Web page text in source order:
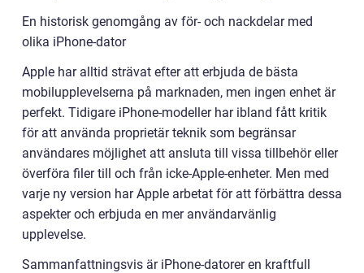
En historisk genomgång av för- och nackdelar med
olika iPhone-dator
Apple har alltid strävat efter att erbjuda de bästa
mobilupplevelserna på marknaden, men ingen enhet är
perfekt. Tidigare iPhone-modeller har ibland fått kritik
för att använda proprietär teknik som begränsar
användares möjlighet att ansluta till vissa tillbehör eller
överföra filer till och från icke-Apple-enheter. Men med
varje ny version har Apple arbetat för att förbättra dessa
aspekter och erbjuda en mer användarvänlig
upplevelse.
Sammanfattningsvis är iPhone-datorer en kraftfull